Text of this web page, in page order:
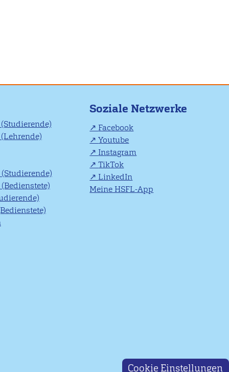
Soziale Netzwerke
Facebook
Youtube
Instagram
TikTok
LinkedIn
Meine HSFL-App
Cookie Einstellungen